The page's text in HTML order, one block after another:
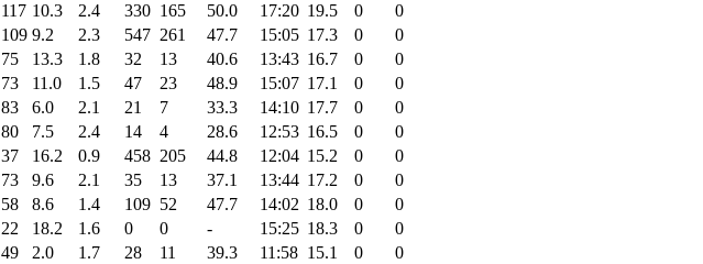
117 10.3 2.4 330 165 50.0 17:20 19.5 0
0
109 9.2 2.3 547 261 47.7 15:05 17.3 0
0
75 13.3 1.8 32 13 40.6 13:43 16.7 0
0
73 11.0 1.5 47 23 48.9 15:07 17.1 0
0
83 6.0 2.1 21 7 33.3 14:10 17.7 0
0
80 7.5 2.4 14 4 28.6 12:53 16.5 0
0
37 16.2 0.9 458 205 44.8 12:04 15.2 0
0
73 9.6 2.1 35 13 37.1 13:44 17.2 0
0
58 8.6 1.4 109 52 47.7 14:02 18.0 0
0
22 18.2 1.6 0 0 - 15:25 18.3 0
0
49 2.0 1.7 28 11 39.3 11:58 15.1 0
0